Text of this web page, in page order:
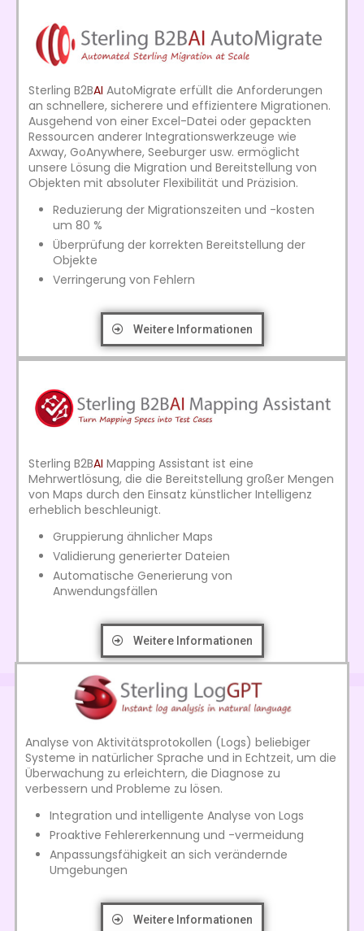
Sterling B2BAI AutoMigrate erfüllt die Anforderungen
an schnellere, sicherere und effizientere Migrationen.
Ausgehend von einer Excel-Datei oder gepackten
Ressourcen anderer Integrationswerkzeuge wie
Axway, GoAnywhere, Seeburger usw. ermöglicht
unsere Lösung die Migration und Bereitstellung von
Objekten mit absoluter Flexibilität und Präzision.
Reduzierung der Migrationszeiten und -kosten
um 80 %
Überprüfung der korrekten Bereitstellung der
Objekte
Verringerung von Fehlern
Weitere Informationen
Sterling B2BAI Mapping Assistant ist eine
Mehrwertlösung, die die Bereitstellung großer Mengen
von Maps durch den Einsatz künstlicher Intelligenz
erheblich beschleunigt.
Gruppierung ähnlicher Maps
Validierung generierter Dateien
Automatische Generierung von
Anwendungsfällen
Weitere Informationen
Analyse von Aktivitätsprotokollen (Logs) beliebiger
Systeme in natürlicher Sprache und in Echtzeit, um die
Überwachung zu erleichtern, die Diagnose zu
verbessern und Probleme zu lösen.
Integration und intelligente Analyse von Logs
Proaktive Fehlererkennung und -vermeidung
Anpassungsfähigkeit an sich verändernde
Umgebungen
Weitere Informationen